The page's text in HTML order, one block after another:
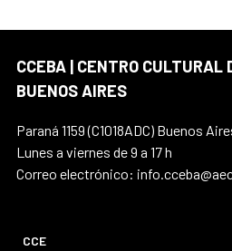
CCEBA | CENTRO CULTURAL
BUENOS AIRES
Paraná 1159 (C1018ADC) Buenos
Lunes a viernes de 9 a 17 h
Correo electrónico:
CCE